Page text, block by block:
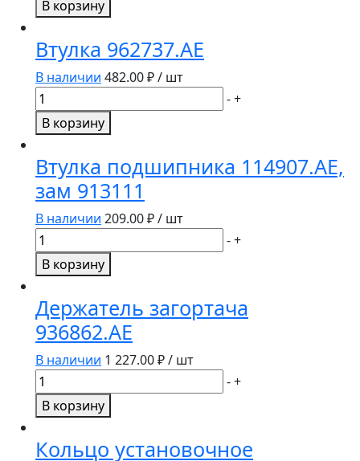
Болт
Amazone
В корзину
Втулка 962737.AE
В наличии 482.00₽ / шт
Количество
товара
Втулка
-+
В корзину
Втулка подшипника 114907.AE,
зам 913111
В наличии 209.00₽ / шт
Количество
товара
Втулка
114907.AE,
зам
913111
-+
В корзину
Держатель загортача
936862.AE
В наличии 1 227.00₽ / шт
Количество
товара
Держатель
936862.AE
-+
В корзину
Кольцо установочное